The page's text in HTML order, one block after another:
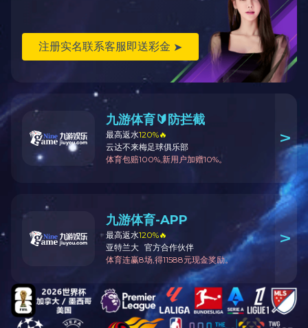
精密五金铆接设备
精密五金检测设备